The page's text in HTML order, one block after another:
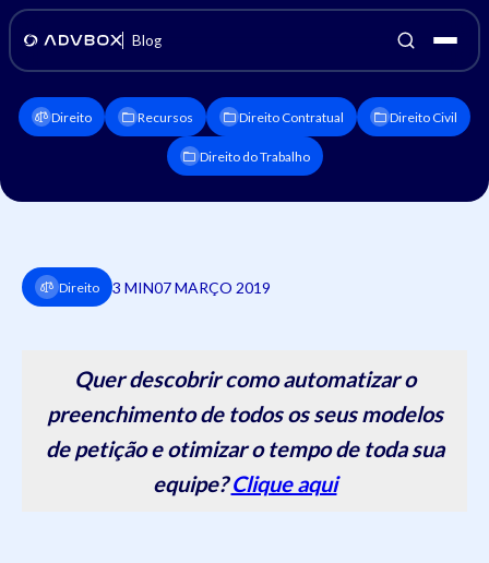
Blog
Direito Recursos Direito Contratual Direito Civil
Direito do Trabalho
Direito 3 MIN07 MARÇO 2019
Quer descobrir como automatizar o
preenchimento de todos os seus modelos
de petição e otimizar o tempo de toda sua
equipe?Clique aqui